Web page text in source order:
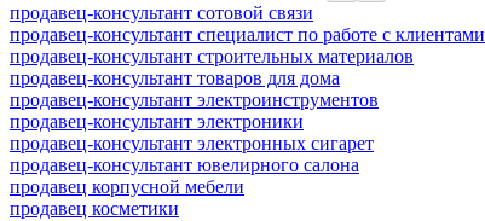
продавец-консультант сотовой связи
продавец-консультант специалист по работе с клиентами
продавец-консультант строительных материалов
продавец-консультант товаров для дома
продавец-консультант электроинструментов
продавец-консультант электроники
продавец-консультант электронных сигарет
продавец-консультант ювелирного салона
продавец корпусной мебели
продавец косметики